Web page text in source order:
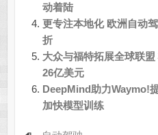
动着陆
更专注本地化 欧洲自动
折
大众与福特拓展全球联
26亿美元
DeepMind助力Waymo!
加快模型训练